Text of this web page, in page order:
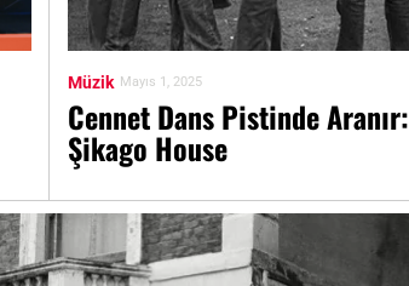
Müzik Mayıs 1, 2025
Cennet Dans Pistinde Aranır:
Şikago House